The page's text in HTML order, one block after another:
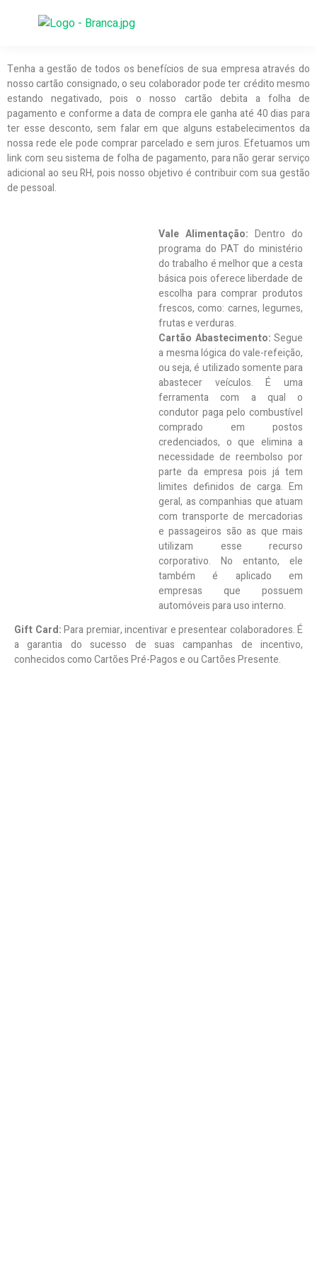
Tenha a gestão de todos os benefícios de sua empresa através do
nosso cartão consignado, o seu colaborador pode ter crédito mesmo
estando negativado, pois o nosso cartão debita a folha de
pagamento e conforme a data de compra ele ganha até 40 dias para
ter esse desconto, sem falar em que alguns estabelecimentos da
nossa rede ele pode comprar parcelado e sem juros. Efetuamos um
link com seu sistema de folha de pagamento, para não gerar serviço
adicional ao seu RH, pois nosso objetivo é contribuir com sua gestão
de pessoal.
Vale Alimentação: Dentro do
programa do PAT do ministério
do trabalho é melhor que a cesta
básica pois oferece liberdade de
escolha para comprar produtos
frescos, como: carnes, legumes,
frutas e verduras.
Cartão Abastecimento: Segue
a mesma lógica do vale-refeição,
ou seja, é utilizado somente para
abastecer veículos. É uma
ferramenta com a qual o
condutor paga pelo combustível
comprado em postos
credenciados, o que elimina a
necessidade de reembolso por
parte da empresa pois já tem
limites definidos de carga. Em
geral, as companhias que atuam
com transporte de mercadorias
e passageiros são as que mais
utilizam esse recurso
corporativo. No entanto, ele
também é aplicado em
empresas que possuem
automóveis para uso interno.
Gift Card:Para premiar, incentivar e presentear colaboradores. É
a garantia do sucesso de suas campanhas de incentivo,
conhecidos como Cartões Pré-Pagos e ou Cartões Presente.